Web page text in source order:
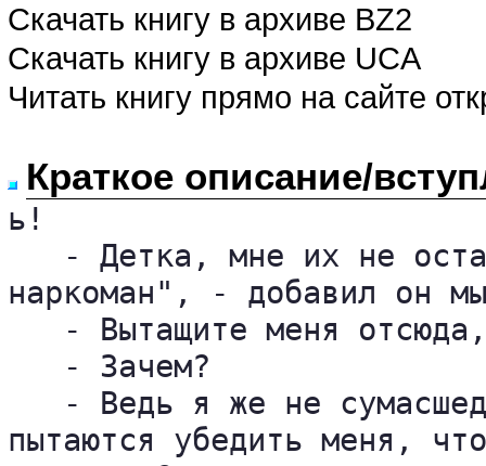
Скачать книгу в архиве BZ2
Скачать книгу в архиве UCA
Читать книгу прямо на сайте
Краткое описание/
ь!
- Детка, мне их не
наркоман", - добавил он
- Вытащите меня
   - Зачем?
- Ведь я же не
пытаются убедить меня,